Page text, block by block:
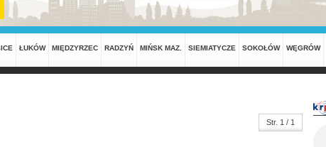
ŁUKÓW MIĘDZYRZEC RADZYŃ MIŃSK MAZ. SIEMIATYCZE SOKOŁÓW WĘGRÓW
Str. 1 / 1